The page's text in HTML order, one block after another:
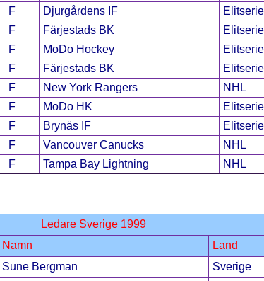
F Djurgårdens IF
F Färjestads BK
F MoDo Hockey
F Färjestads BK
F New York Rangers NHL
F MoDo HK
F Brynäs IF
F Vancouver Canucks NHL
F Tampa Bay Lightning NHL
Ledare Sverige 1999
Namn
Land
Sune Bergman
Sverige